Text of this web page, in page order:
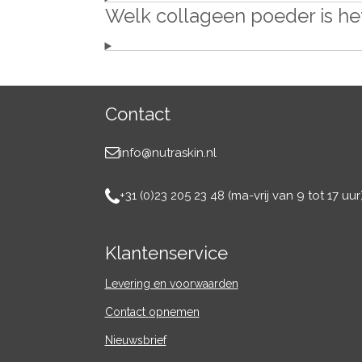
Welk collageen poeder is
Contact
info@nutraskin.nl
+31 (0)23 205 23 48 (ma-vrij van 9 tot 17
Klantenservice
Levering en voorwaarden
Contact opnemen
Nieuwsbrief